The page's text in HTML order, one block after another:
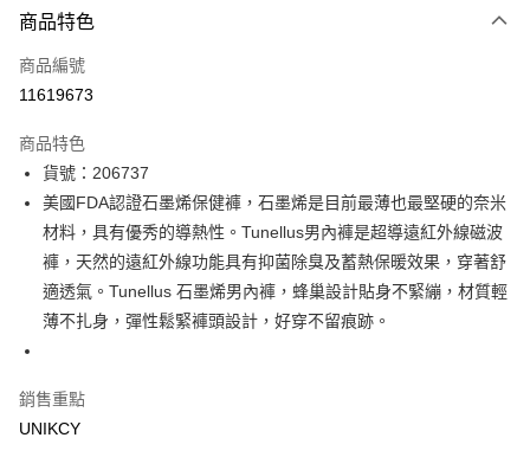
icash Pay
信用卡一次付款
Apple Pay
街口支付
悠遊付
Google Pay
宅配［需2-3個工作天不含預購商品］
每筆NT$100，滿NT$799(含以上)免運費
商品特色
商品編號
11619673
商品特色
貨號：206737
美國FDA認證石墨烯保健褲，石墨烯是目前最薄也最堅硬的奈米
材料，具有優秀的導熱性。Tunellus男內褲是超導遠紅外線磁波
褲，天然的遠紅外線功能具有抑菌除臭及蓄熱保暖效果，穿著舒
適透氣。Tunellus 石墨烯男內褲，蜂巢設計貼身不緊繃，材質輕
薄不扎身，彈性鬆緊褲頭設計，好穿不留痕跡。
銷售重點
UNIKCY